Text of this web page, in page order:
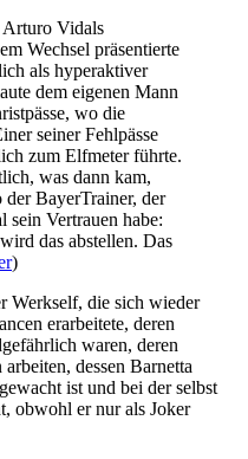
Arturo Vidals
Wechsel präsentierte
als hyperaktiver
dem eigenen Mann
wo die
seiner Fehlpässe
zum Elfme­ter führte.
was dann kam,
der Bayer­Trainer, der
sein Vertrauen habe:
das abstellen. Das
)
Werkself, die sich wieder
erarbeitete, deren
waren, deren
dessen Barnetta
ist und bei der selbst
obwohl er nur als Joker